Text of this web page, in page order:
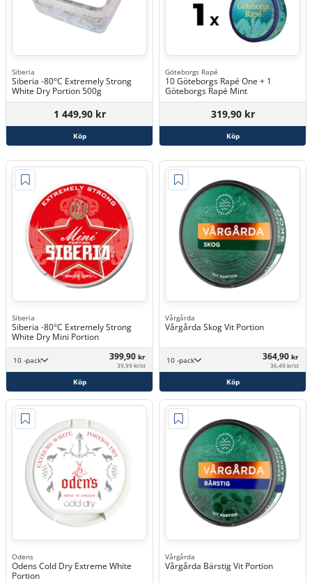
Siberia
Siberia -80°C Extremely Strong
White Dry Portion 500g
1 449,90 kr
Köp
Göteborgs Rapé
10 Göteborgs Rapé One + 1
Göteborgs Rapé Mint
319,90 kr
Köp
Siberia
Siberia -80°C Extremely Strong
White Dry Mini Portion
10 -pack 399,90 kr
39,99 kr/st
Köp
Vårgårda
Vårgårda Skog Vit Portion
10 -pack 364,90 kr
36,49 kr/st
Köp
Odens
Odens Cold Dry Extreme White
Portion
Vårgårda
Vårgårda Bärstig Vit Portion